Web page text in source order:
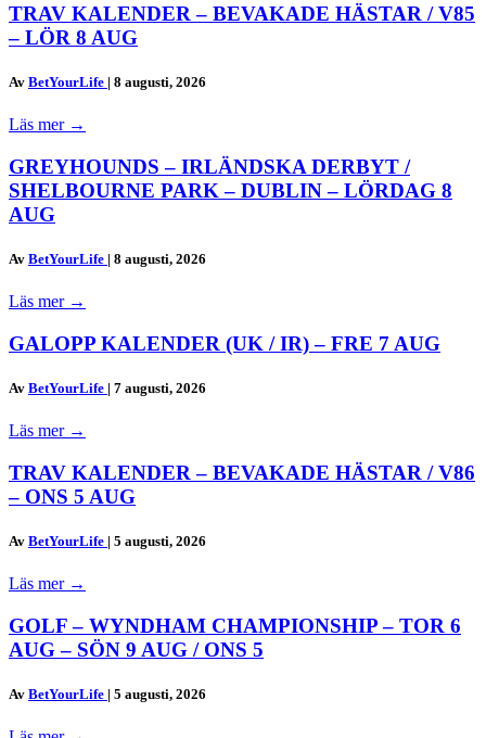
TRAV KALENDER – BEVAKADE HÄSTAR / V85
– LÖR 8 AUG
Av BetYourLife | 8 augusti, 2026
Läs mer →
GREYHOUNDS – IRLÄNDSKA DERBYT /
SHELBOURNE PARK – DUBLIN – LÖRDAG 8
AUG
Av BetYourLife | 8 augusti, 2026
Läs mer →
GALOPP KALENDER (UK / IR) – FRE 7 AUG
Av BetYourLife | 7 augusti, 2026
Läs mer →
TRAV KALENDER – BEVAKADE HÄSTAR / V86
– ONS 5 AUG
Av BetYourLife | 5 augusti, 2026
Läs mer →
GOLF – WYNDHAM CHAMPIONSHIP – TOR 6
AUG – SÖN 9 AUG / ONS 5
Av BetYourLife | 5 augusti, 2026